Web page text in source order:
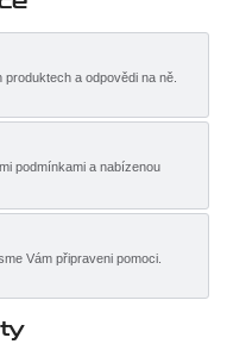
a odpovědi na ně.
podmínkami a nabízenou
Vám připraveni pomoci.